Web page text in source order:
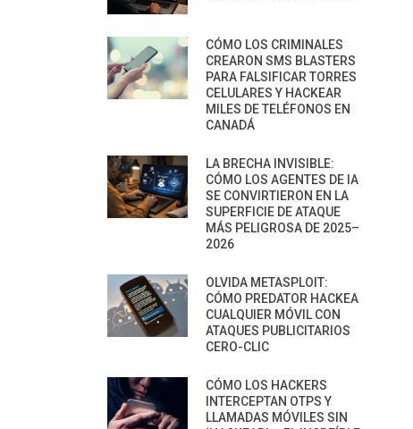
CÓMO LOS CRIMINALES
CREARON SMS BLASTERS
PARA FALSIFICAR TORRES
CELULARES Y HACKEAR
MILES DE TELÉFONOS EN
CANADÁ
LA BRECHA INVISIBLE:
CÓMO LOS AGENTES DE IA
SE CONVIRTIERON EN LA
SUPERFICIE DE ATAQUE
MÁS PELIGROSA DE 2025–
2026
OLVIDA METASPLOIT:
CÓMO PREDATOR HACKEA
CUALQUIER MÓVIL CON
ATAQUES PUBLICITARIOS
CERO-CLIC
CÓMO LOS HACKERS
INTERCEPTAN OTPS Y
LLAMADAS MÓVILES SIN